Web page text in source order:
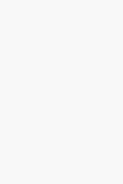
nhưng dễ phát sinh
nên điểm từng việc
giảm điểm.
Đạo